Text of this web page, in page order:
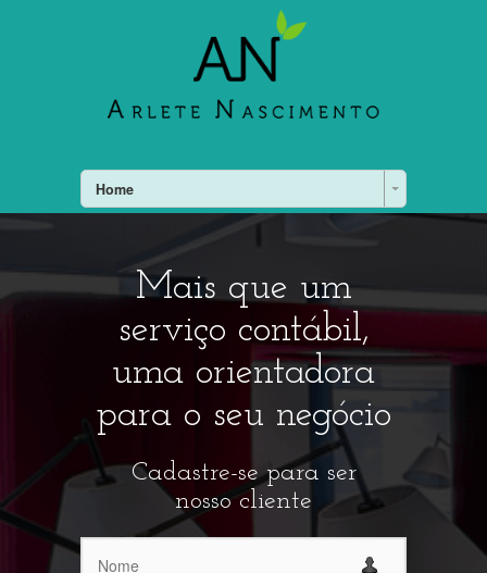
Home
Mais que um
serviço contábil,
uma orientadora
para o seu negócio
Cadastre-se para ser
nosso cliente